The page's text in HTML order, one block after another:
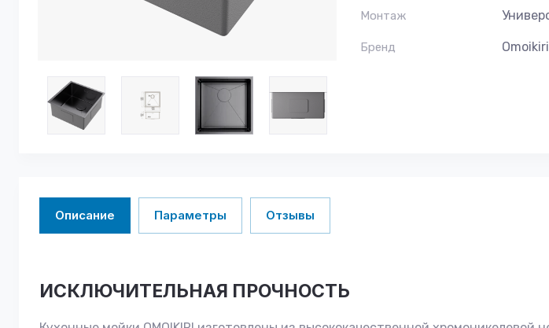
Монтаж
Бренд Omoikiri
Описание Параметры Отзывы
ИСКЛЮЧИТЕЛЬНАЯ ПРОЧНОСТЬ